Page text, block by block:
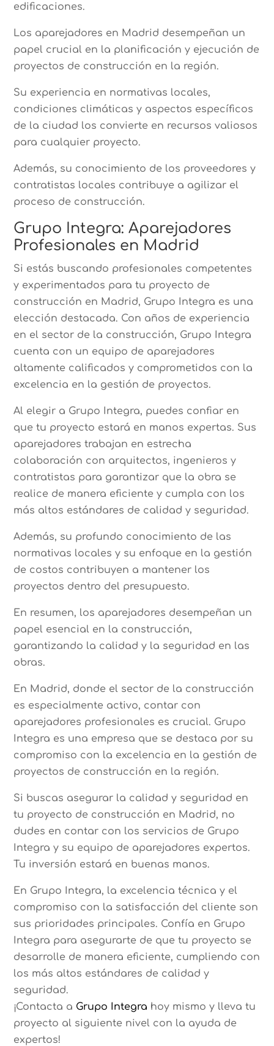
edificaciones.
Los aparejadores en Madrid desempeñan un
papel crucial en la planificación y ejecución de
proyectos de construcción en la región.
Su experiencia en normativas locales,
condiciones climáticas y aspectos específicos
de la ciudad los convierte en recursos valiosos
para cualquier proyecto.
Además, su conocimiento de los proveedores y
contratistas locales contribuye a agilizar el
proceso de construcción.
Grupo Integra: Aparejadores
Profesionales en Madrid
Si estás buscando profesionales competentes
y experimentados para tu proyecto de
construcción en Madrid, Grupo Integra es una
elección destacada. Con años de experiencia
en el sector de la construcción, Grupo Integra
cuenta con un equipo de aparejadores
altamente calificados y comprometidos con la
excelencia en la gestión de proyectos.
Al elegir a Grupo Integra, puedes confiar en
que tu proyecto estará en manos expertas. Sus
aparejadores trabajan en estrecha
colaboración con arquitectos, ingenieros y
contratistas para garantizar que la obra se
realice de manera eficiente y cumpla con los
más altos estándares de calidad y seguridad.
Además, su profundo conocimiento de las
normativas locales y su enfoque en la gestión
de costos contribuyen a mantener los
proyectos dentro del presupuesto.
En resumen, los aparejadores desempeñan un
papel esencial en la construcción,
garantizando la calidad y la seguridad en las
obras.
En Madrid, donde el sector de la construcción
es especialmente activo, contar con
aparejadores profesionales es crucial. Grupo
Integra es una empresa que se destaca por su
compromiso con la excelencia en la gestión de
proyectos de construcción en la región.
Si buscas asegurar la calidad y seguridad en
tu proyecto de construcción en Madrid, no
dudes en contar con los servicios de Grupo
Integra y su equipo de aparejadores expertos.
Tu inversión estará en buenas manos.
En Grupo Integra, la excelencia técnica y el
compromiso con la satisfacción del cliente son
sus prioridades principales. Confía en Grupo
Integra para asegurarte de que tu proyecto se
desarrolle de manera eficiente, cumpliendo con
los más altos estándares de calidad y
seguridad.
¡Contacta a Grupo Integra hoy mismo y lleva tu
proyecto al siguiente nivel con la ayuda de
expertos!